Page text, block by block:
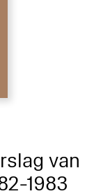
van
1983